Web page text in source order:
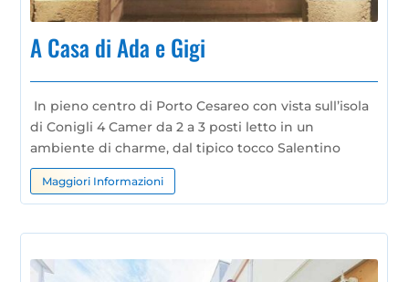
A Casa di Ada e Gigi
In pieno centro di Porto Cesareo con vista sull’isola
di Conigli 4 Camer da 2 a 3 posti letto in un
ambiente di charme, dal tipico tocco Salentino
Maggiori Informazioni